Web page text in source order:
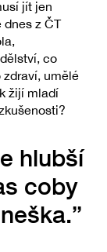
jít jen
dnes z ČT
co
zdraví, umělé
žijí mladí
hlubší
coby